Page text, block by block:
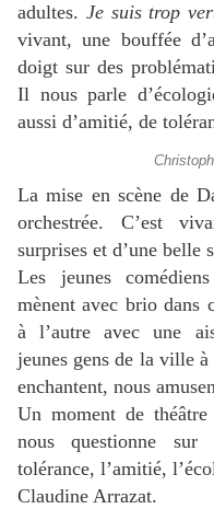
adultes. Je suis trop
vivant, une bouffée
doigt sur des
Il nous parle
aussi d’amitié, de
La mise en scène de
orchestrée. C’est
surprises et d’une belle
Les jeunes
mènent avec brio dans
à l’autre avec une
jeunes gens de la ville
enchantent, nous
Un moment de
nous questionne
tolérance, l’amitié,
Claudine Arrazat.